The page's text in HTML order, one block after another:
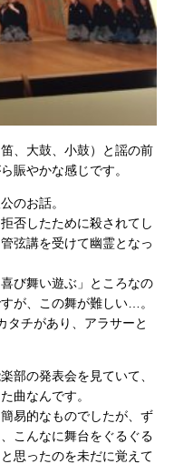
、大鼓、小鼓）と謡の前
賑やかな感じです。
のお話。
否したために殺されてし
弦講を受けて幽霊となっ
び舞い遊ぶ」ところなの
が、この舞が難しい…。
タチがあり、アラサーと
部の発表会を見ていて、
曲なんです。
易的なものでしたが、ず
こんなに舞台をぐるぐる
思ったのを未だに覚えて